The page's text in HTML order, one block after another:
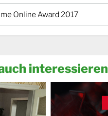
Online Award 2017
interessieren